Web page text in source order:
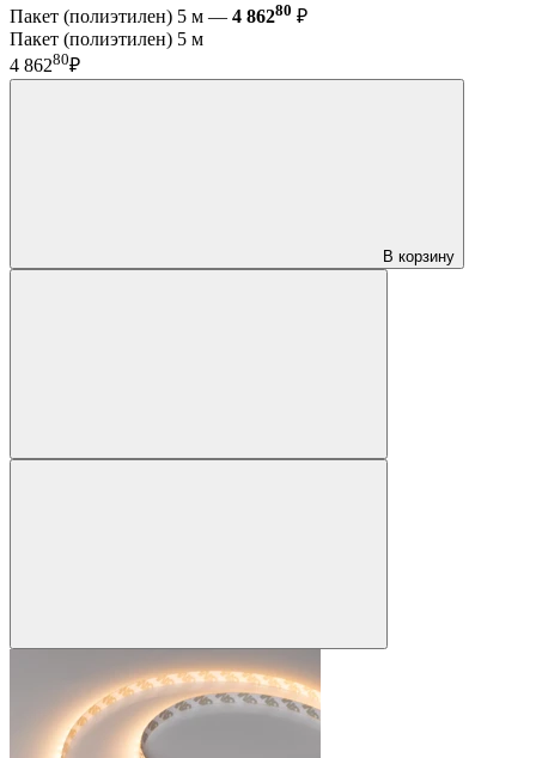
Пакет (полиэтилен) 5 м — 4 86280 ₽
Пакет (полиэтилен) 5 м
4 86280₽
В корзину